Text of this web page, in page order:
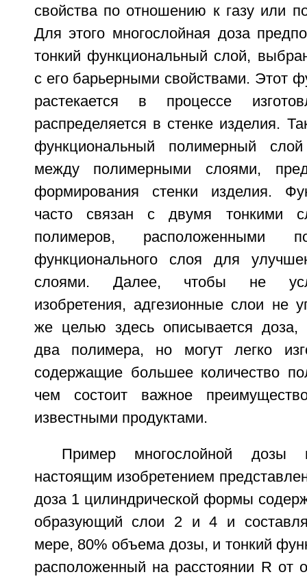
свойства по отношению к газу или
Для этого многослойная доза
тонкий функциональный слой,
с его барьерными свойствами. Этот
растекается в процессе
распределяется в стенке изделия.
функциональный полимерный
между полимерными слоями,
формирования стенки изделия.
часто связан с двумя тонкими
полимеров,
функционального слоя для
слоями. Далее, чтобы не
изобретения, адгезионные слои не
же целью здесь описывается доза,
два полимера, но могут легко
содержащие большее количество
чем состоит важное
известными продуктами.
Пример многослойной дозы
настоящим изобретением
доза 1 цилиндрической формы
образующий слои 2 и 4 и
мере, 80% объема дозы, и тонкий
расположенный на расстоянии R от